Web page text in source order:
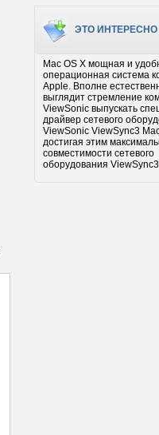
ЭТО ИНТЕРЕСНО
Mac OS X мощная и
операционная система
Apple. Вполне
выглядит стремление
ViewSonic выпускать
драйвер сетевого
ViewSonic ViewSync3
достигая этим
совместимости сетевого
оборудования